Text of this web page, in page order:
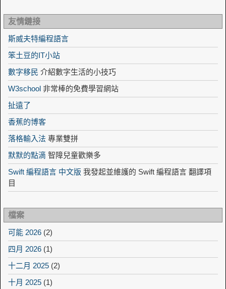
友情鏈接
斯威夫特編程語言
笨土豆的IT小站
數字移民 介紹數字生活的小技巧
W3school 非常棒的免費學習網站
扯遠了
香蕉的博客
落格輸入法 專業雙拼
默默的點滴 智障兒童歡樂多
Swift 編程語言 中文版 我發起並維護的 Swift 編程語言 翻譯項
目
檔案
可能 2026 (2)
四月 2026 (1)
十二月 2025 (2)
十月 2025 (1)